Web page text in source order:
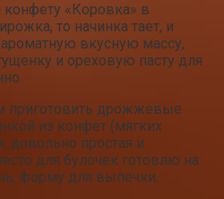
конфету «Коровка» в
то начинка тает, и
вкусную массу,
и ореховую пасту для
приготовить дрожжевые
из конфет (мягких
довольно простая и
для булочек готовлю на
форму для выпечки.